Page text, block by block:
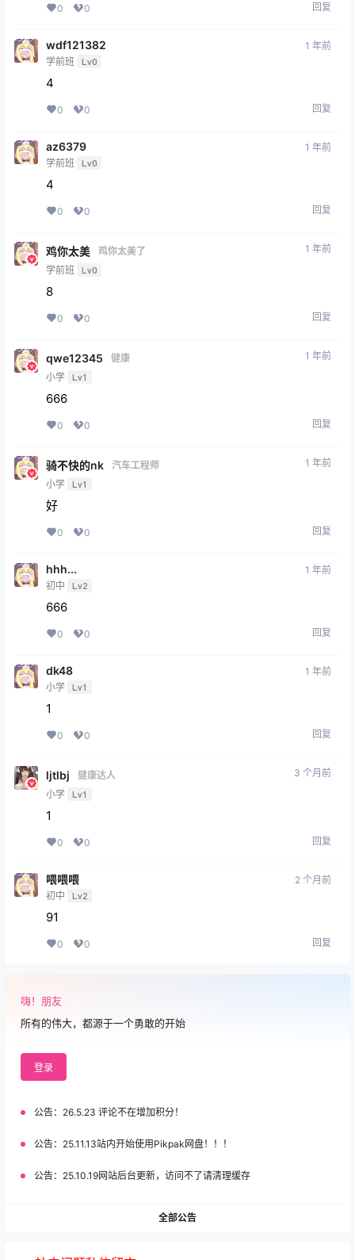
0 0 回复
wdf121382
学前班 Lv0
1 年前
4
0 0 回复
az6379
学前班 Lv0
1 年前
4
0 0 回复
鸡你太美
鸡你太美了
学前班 Lv0
1 年前
8
0 0 回复
qwe12345
健康
小学 Lv1
1 年前
666
0 0 回复
骑不快的nk
汽车工程师
小学 Lv1
1 年前
好
0 0 回复
hhh...
初中 Lv2
1 年前
666
0 0 回复
dk48
小学 Lv1
1 年前
1
0 0 回复
ljtlbj
健康达人
小学 Lv1
3 个月前
1
0 0 回复
喂喂喂
初中 Lv2
2 个月前
91
0 0 回复
嗨！朋友
所有的伟大，都源于一个勇敢的开始
登录
公告： 26.5.23 评论不在增加积分！
公告： 25.11.13站内开始使用Pikpak网盘！！！
公告： 25.10.19网站后台更新，访问不了请清理缓存
全部公告